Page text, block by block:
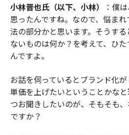
小林晋也氏（以下、小林）
：僕
思ったんですね。なので、悩ま
法の部分かと思います。そうす
ないものは何か？を考えて、ひ
んですよ。
お話を伺っているとブランド化が
単価を上げたいということかな
つお聞きしたいのが、そもそも
ですか？